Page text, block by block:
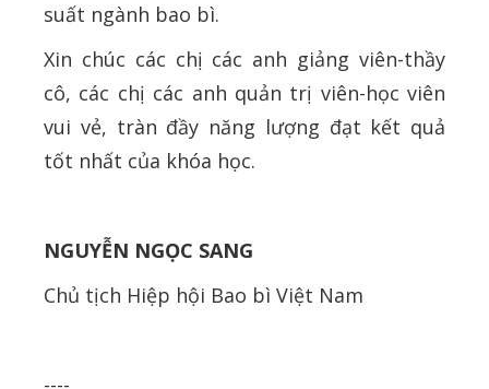
suất ngành bao bì.
Xin chúc các chị các anh giảng viên-thầy
cô, các chị các anh quản trị viên-học viên
vui vẻ, tràn đầy năng lượng đạt kết quả
tốt nhất của khóa học.
NGUYỄN NGỌC SANG
Chủ tịch Hiệp hội Bao bì Việt Nam